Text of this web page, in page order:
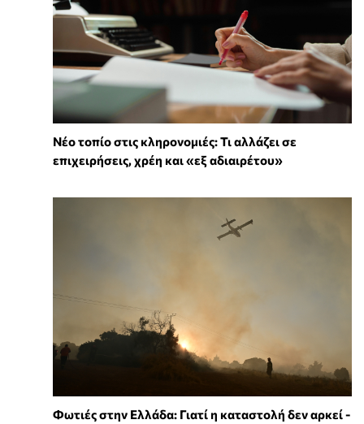
Νέο τοπίο στις κληρονομιές: Τι αλλάζει σε
επιχειρήσεις, χρέη και «εξ αδιαιρέτου»
Φωτιές στην Ελλάδα: Γιατί η καταστολή δεν αρκεί -